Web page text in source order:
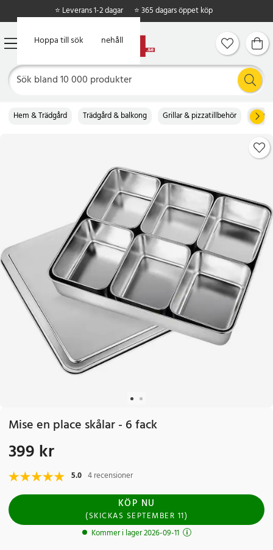
Hoppa till huvudinnehåll
Hoppa till sök
⭐ Leverans 1-2 dagar ⭐ 365 dagars öppet köp
Hem & Trädgård Trädgård & balkong Grillar & pizzatillbehör
Mise en place skålar - 6 fack
Pris:399 kr
399 kr
5.0 4 recensioner
KÖP NU
(SKICKAS SEPTEMBER 11)
Kommer i lager 2026-09-11